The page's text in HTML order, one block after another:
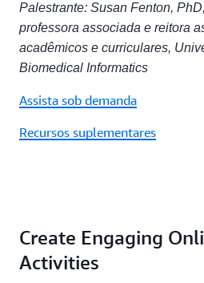
Palestrante: Susan Fenton,
professora associada e reitora
acadêmicos e curriculares,
Biomedical Informatics
Assista sob demanda
Recursos suplementares
Create Engaging
Activities